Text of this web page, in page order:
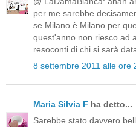
per me sarebbe
se Milano è Milano per
quest'anno non riesco ad
resoconti di chi si sarà
8 settembre 2011 alle ore
Maria Silvia F ha detto...
Sarebbe stato davvero